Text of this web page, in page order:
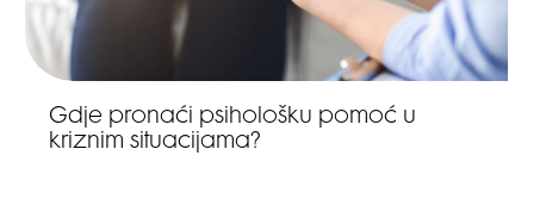
Gdje pronaći psihološku pomoć u
kriznim situacijama?